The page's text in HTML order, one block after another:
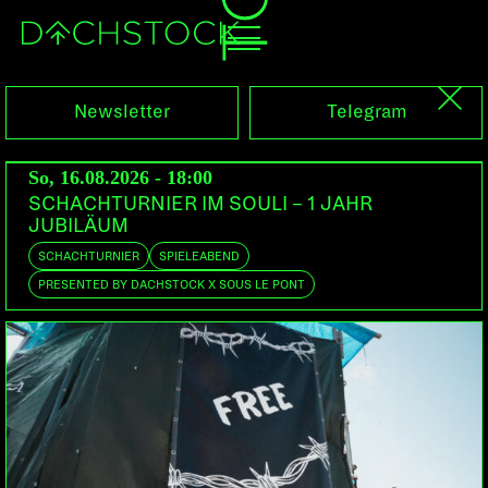
Fr, 12.04.2013
WILD WILD EAST
BALKAN BEAT BOX US/ISR/EU
Newsletter Telegram
So, 16.08.2026 - 18:00
SCHACHTURNIER IM SOULI – 1 JAHR
JUBILÄUM
SCHACHTURNIER SPIELEABEND
PRESENTED BY DACHSTOCK X SOUS LE PONT